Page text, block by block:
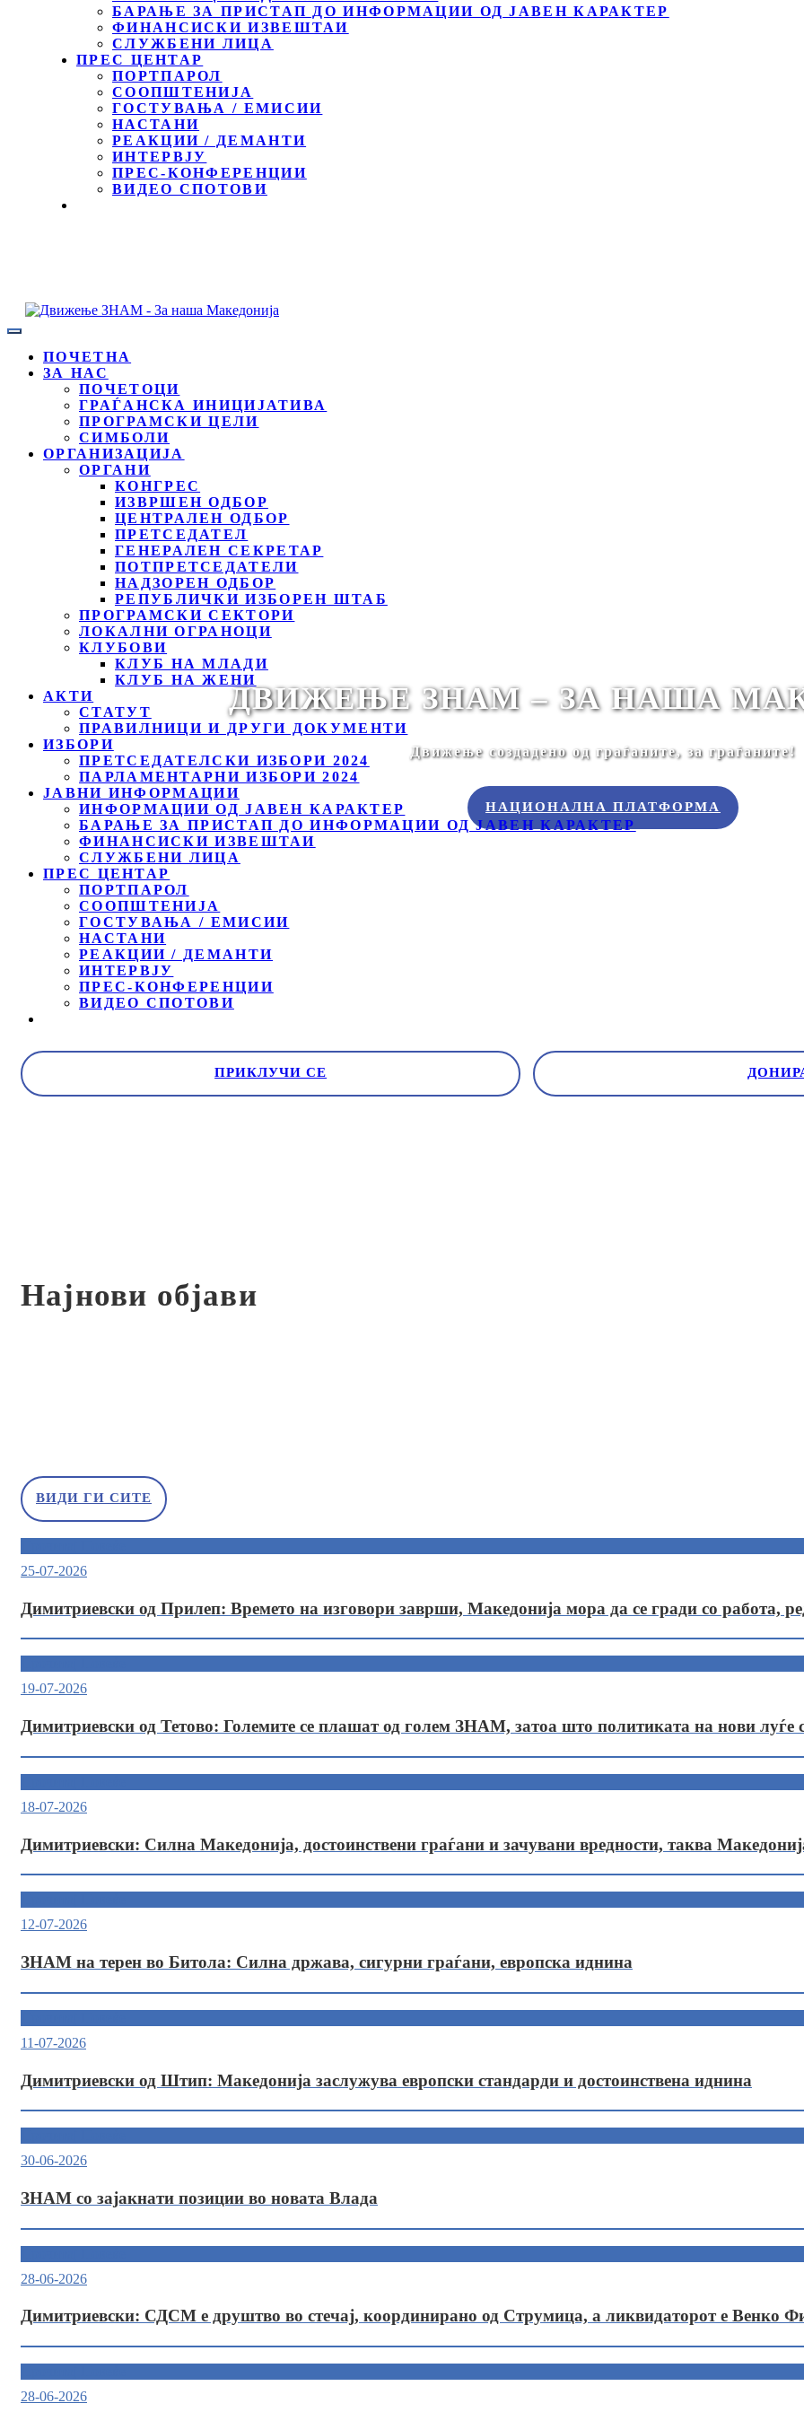
БАРАЊЕ ЗА ПРИСТАП ДО ИНФОРМАЦИИ ОД ЈАВЕН КАРАКТЕР
ФИНАНСИСКИ ИЗВЕШТАИ
СЛУЖБЕНИ ЛИЦА
ПРЕС ЦЕНТАР
ПОРТПАРОЛ
СООПШТЕНИЈА
ГОСТУВАЊА / ЕМИСИИ
НАСТАНИ
РЕАКЦИИ / ДЕМАНТИ
ИНТЕРВЈУ
ПРЕС-КОНФЕРЕНЦИИ
ВИДЕО СПОТОВИ
ПОЧЕТНА
ЗА НАС
ПОЧЕТОЦИ
ГРАЃАНСКА ИНИЦИЈАТИВА
ПРОГРАМСКИ ЦЕЛИ
СИМБОЛИ
ОРГАНИЗАЦИЈА
ОРГАНИ
КОНГРЕС
ИЗВРШЕН ОДБОР
ЦЕНТРАЛЕН ОДБОР
ПРЕТСЕДАТЕЛ
ГЕНЕРАЛЕН СЕКРЕТАР
ПОТПРЕТСЕДАТЕЛИ
НАДЗОРЕН ОДБОР
РЕПУБЛИЧКИ ИЗБОРЕН ШТАБ
ПРОГРАМСКИ СЕКТОРИ
ЛОКАЛНИ ОГРАНОЦИ
КЛУБОВИ
КЛУБ НА МЛАДИ
КЛУБ НА ЖЕНИ
АКТИ
СТАТУТ
ПРАВИЛНИЦИ И ДРУГИ ДОКУМЕНТИ
ИЗБОРИ
ПРЕТСЕДАТЕЛСКИ ИЗБОРИ 2024
ПАРЛАМЕНТАРНИ ИЗБОРИ 2024
ЈАВНИ ИНФОРМАЦИИ
ИНФОРМАЦИИ ОД ЈАВЕН КАРАКТЕР
БАРАЊЕ ЗА ПРИСТАП ДО ИНФОРМАЦИИ ОД ЈАВЕН КАРАКТЕР
ФИНАНСИСКИ ИЗВЕШТАИ
СЛУЖБЕНИ ЛИЦА
ПРЕС ЦЕНТАР
ПОРТПАРОЛ
СООПШТЕНИЈА
ГОСТУВАЊА / ЕМИСИИ
НАСТАНИ
РЕАКЦИИ / ДЕМАНТИ
ИНТЕРВЈУ
ПРЕС-КОНФЕРЕНЦИИ
ВИДЕО СПОТОВИ
ПРИКЛУЧИ СЕ
ДВИЖЕЊЕ ЗНАМ – ЗА НАША
Движење создадено од граѓаните, за граѓаните!
НАЦИОНАЛНА ПЛАТФОРМА
Најнови објави
ВИДИ ГИ СИТЕ
25-07-2026
Димитриевски од Прилеп: Времето на изговори заврши, Македонија мора да се гради со работа,
19-07-2026
Димитриевски од Тетово: Големите се плашат од голем ЗНАМ, затоа што политиката на нови луѓе
18-07-2026
Димитриевски: Силна Македонија, достоинствени граѓани и зачувани вредности, таква
12-07-2026
ЗНАМ на терен во Битола: Силна држава, сигурни граѓани, европска иднина
11-07-2026
Димитриевски од Штип: Македонија заслужува европски стандарди и достоинствена иднина
30-06-2026
ЗНАМ со зајакнати позиции во новата Влада
28-06-2026
Димитриевски: СДСМ е друштво во стечај, координирано од Струмица, а ликвидаторот е Венко
28-06-2026